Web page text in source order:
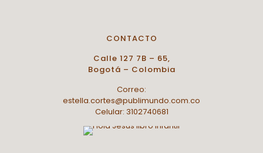
CONTACTO
Calle 127 7B – 65,
Bogotá – Colombia
Correo:
estella.cortes@publimundo.com.co
Celular: 3102740681